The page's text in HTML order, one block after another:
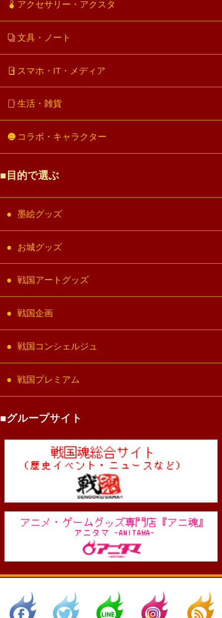
アクセサリー・アクスタ
文具・ノート
スマホ・IT・メディア
生活・雑貨
コラボ・キャラクター
目的で選ぶ
墨絵グッズ
お城グッズ
戦国アートグッズ
戦国企画
戦国コンシェルジュ
戦国プレミアム
グループサイト